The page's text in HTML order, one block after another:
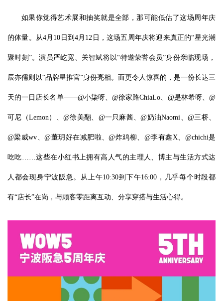
如果你觉得艺术展和抽奖就是全部，那可能低估了这场周年庆
的体量。从4月10日到4月12日，这场五周年庆将迎来真正的“星光潮
聚时刻”。演员严屹宽、关智斌将以“特邀荣誉会员”身份亲临现场，
辰亦儒则以“品牌星推官”身份亮相。而更令人惊喜的，是一份长达三
天的一日店长名单——@小柒呀、@徐家路ChiaLo、@是林希呀、@
可尼（Lemon）、@徐美翻、@一只麻酱、@奶油Naomi、@三桥、
@梁威wv、@董玥好在减肥啦、@炸鸡柳、@李有鑫X、@chichi是
吃吃……这些在小红书上拥有高人气的主理人、博主与生活方式达
人都会现身宁波阪急。从上午10:30到下午16:00，几乎每个时段都
有“店长”在岗，与顾客零距离互动、分享穿搭与生活心得。